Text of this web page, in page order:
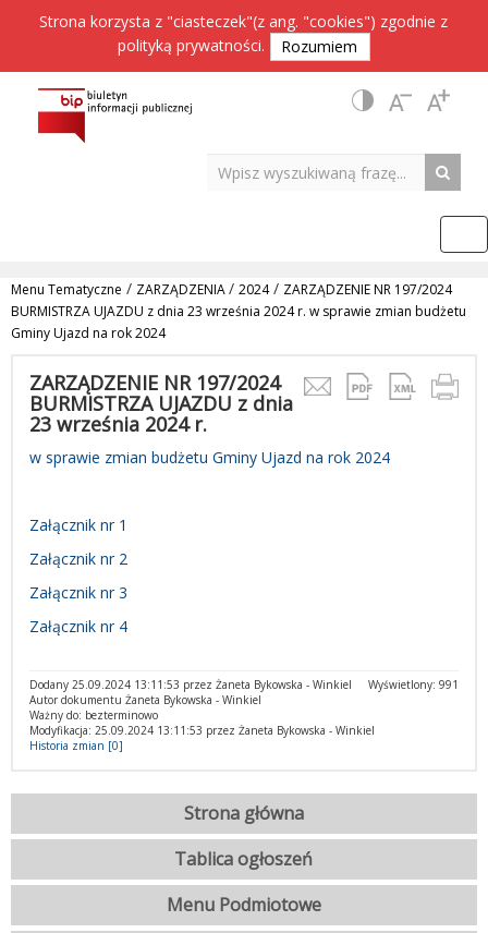
Strona korzysta z "ciasteczek"(z ang. "cookies") zgodnie z
polityką prywatności. Rozumiem
Menu Tematyczne / ZARZĄDZENIA/ 2024/ ZARZĄDZENIE NR 197/2024
BURMISTRZA UJAZDU z dnia 23 września 2024 r. w sprawie zmian budżetu
Gminy Ujazd na rok 2024
ZARZĄDZENIE NR 197/2024
BURMISTRZA UJAZDU z dnia
23 września 2024 r.
w sprawie zmian budżetu Gminy Ujazd na rok 2024
Załącznik nr 1
Załącznik nr 2
Załącznik nr 3
Załącznik nr 4
Wyświetlony: 991
Dodany 25.09.2024 13:11:53 przez Żaneta Bykowska - Winkiel
Autor dokumentu Żaneta Bykowska - Winkiel
Ważny do: bezterminowo
Modyfikacja: 25.09.2024 13:11:53 przez Żaneta Bykowska - Winkiel
Historia zmian [0]
Strona główna
Tablica ogłoszeń
Menu Podmiotowe